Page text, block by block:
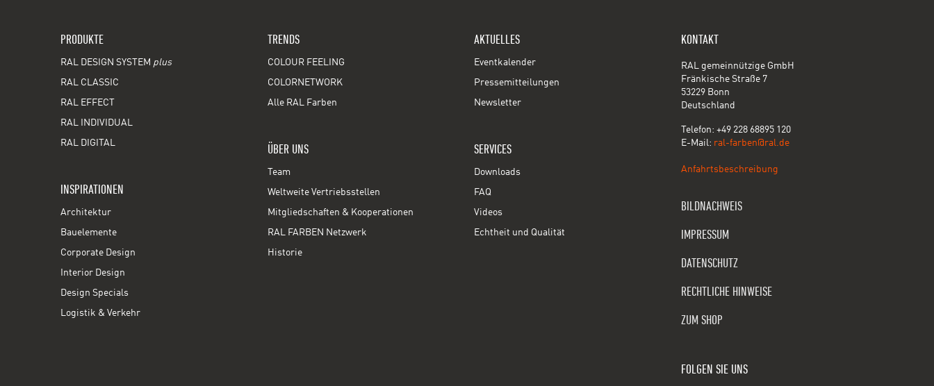
PRODUKTE
RAL DESIGN SYSTEM plus
RAL CLASSIC
RAL EFFECT
RAL INDIVIDUAL
RAL DIGITAL
INSPIRATIONEN
Architektur
Bauelemente
Corporate Design
Interior Design
Design Specials
Logistik & Verkehr
TRENDS
COLOUR FEELING
COLORNETWORK
Alle RAL Farben
ÜBER UNS
Team
Weltweite Vertriebsstellen
Mitgliedschaften & Kooperationen
RAL FARBEN Netzwerk
Historie
AKTUELLES
Eventkalender
Pressemitteilungen
Newsletter
SERVICES
Downloads
FAQ
Videos
Echtheit und Qualität
KONTAKT
RAL gemeinnützige GmbH
Fränkische Straße 7
53229 Bonn
Deutschland
Telefon: +49 228 68895 120
E-Mail: ral-farben@ral.de
Anfahrtsbeschreibung
BILDNACHWEIS
IMPRESSUM
DATENSCHUTZ
RECHTLICHE HINWEISE
ZUM SHOP
FOLGEN SIE UNS